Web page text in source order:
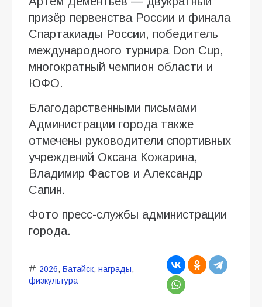
призёр первенства России и финала
Спартакиады России, победитель
международного турнира Don Cup,
многократный чемпион области и
ЮФО.
Благодарственными письмами
Администрации города также
отмечены руководители спортивных
учреждений Оксана Кожарина,
Владимир Фастов и Александр
Сапин.
Фото пресс-службы администрации
города.
2026, Батайск, награды,
физкультура